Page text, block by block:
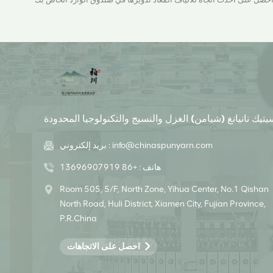
نانيانغ (شيامن) الغزل والنسيج والتكنولوجيا المحدودة
بريد إلكتروني : info@chinaspunyarn.com
هاتف : +86 13696907919
Room 505, 5/F, North Zone, Yihua Center, No.1 Qishan
North Road, Huli District, Xiamen City, Fujian Province,
P.R.China
احصل على الاتجاهات